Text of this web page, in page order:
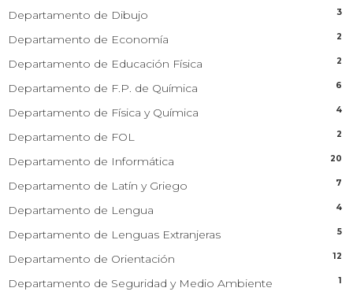
Departamento de Dibujo 3
Departamento de Economía 2
Departamento de Educación Física 2
Departamento de F.P. de Química 6
Departamento de Física y Química 4
Departamento de FOL 2
Departamento de Informática 20
Departamento de Latín y Griego 7
Departamento de Lengua 4
Departamento de Lenguas Extranjeras 5
Departamento de Orientación 12
Departamento de Seguridad y Medio Ambiente 1